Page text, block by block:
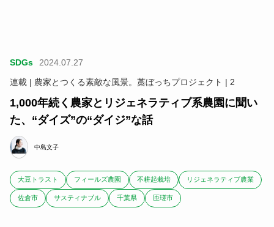
SDGs
2024.07.27
連載 | 農家とつくる素敵な風景。藁ぼっちプロジェクト | 2
1,000年続く農家とリジェネラティブ系農園に聞い
た、“ダイズ”の“ダイジ”な話
中島文子
大豆トラスト フィールズ農園 不耕起栽培 リジェネラティブ農業
佐倉市 サスティナブル 千葉県 匝瑳市